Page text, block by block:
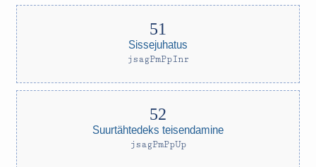
Sissejuhatus
jsagPmPpInr
Suurtähtedeks teisendamine
jsagPmPpUp